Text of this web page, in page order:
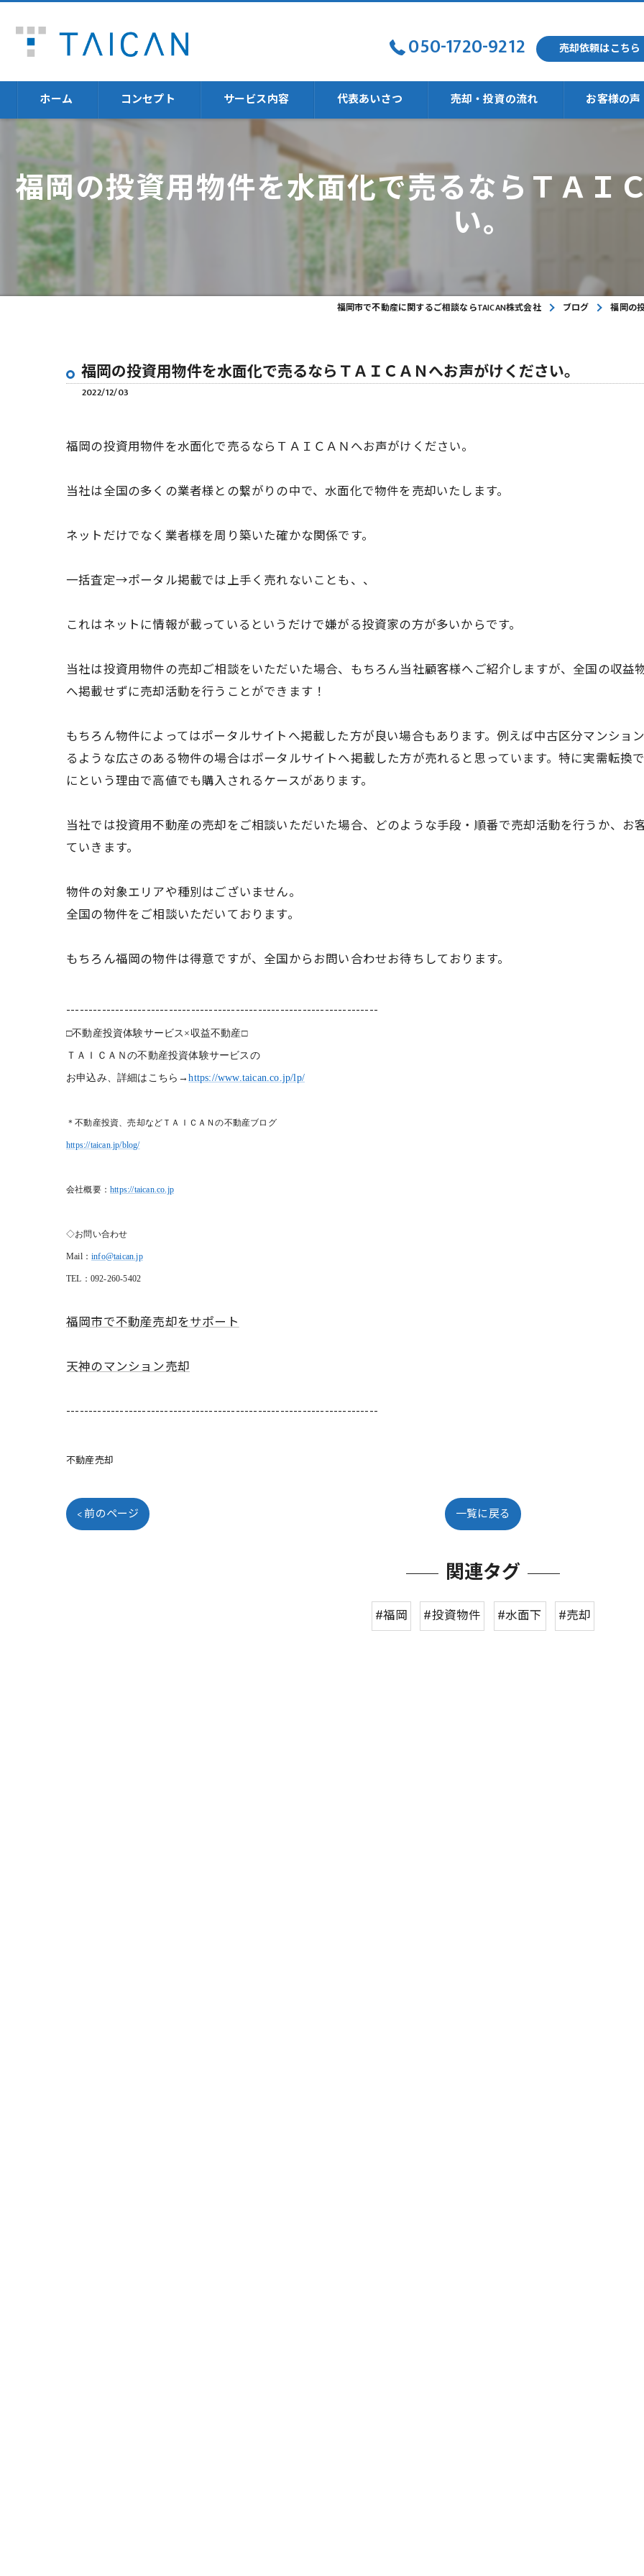
050-1720-9212 売却依頼はこちら
ホーム コンセプト サービス内容
福岡の不動産売却に強い
代表あいさつ 売却・投資の流れ お客様の声
福岡の投資用物件を水面化で売るならＴＡＩ
い。
福岡市で不動産に関するご相談ならTAICAN株式会社 ブログ 福岡の
福岡の投資用物件を水面化で売るならＴＡＩＣＡＮへお声がけください。
2022/12/03
福岡の投資用物件を水面化で売るならＴＡＩＣＡＮへお声がけください。
当社は全国の多くの業者様との繋がりの中で、水面化で物件を売却いたします。
ネットだけでなく業者様を周り築いた確かな関係です。
一括査定→ポータル掲載では上手く売れないことも、、
これはネットに情報が載っているというだけで嫌がる投資家の方が多いからです。
当社は投資用物件の売却ご相談をいただいた場合、もちろん当社顧客様へご紹介しますが、全国の収益
へ掲載せずに売却活動を行うことができます！
もちろん物件によってはポータルサイトへ掲載した方が良い場合もあります。例えば中古区分マンショ
るような広さのある物件の場合はポータルサイトへ掲載した方が売れると思っています。特に実需転換
にという理由で高値でも購入されるケースがあります。
当社では投資用不動産の売却をご相談いただいた場合、どのような手段・順番で売却活動を行うか、お
ていきます。
物件の対象エリアや種別はございません。
全国の物件をご相談いただいております。
もちろん福岡の物件は得意ですが、全国からお問い合わせお待ちしております。
----------------------------------------------------------------------
□不動産投資体験サービス×収益不動産□
ＴＡＩＣＡＮの不動産投資体験サービスの
お申込み、詳細はこちら→https://www.taican.co.jp/lp/
＊不動産投資、売却などＴＡＩＣＡＮの不動産ブログ
https://taican.jp/blog/
会社概要： https://taican.co.jp
◇お問い合わせ
Mail：info@taican.jp
TEL ：092-260-5402
福岡市で不動産売却をサポート
天神のマンション売却
----------------------------------------------------------------------
不動産売却
< 前のページ 一覧に戻る
関連タグ
#福岡 #投資物件 #水面下 #売却